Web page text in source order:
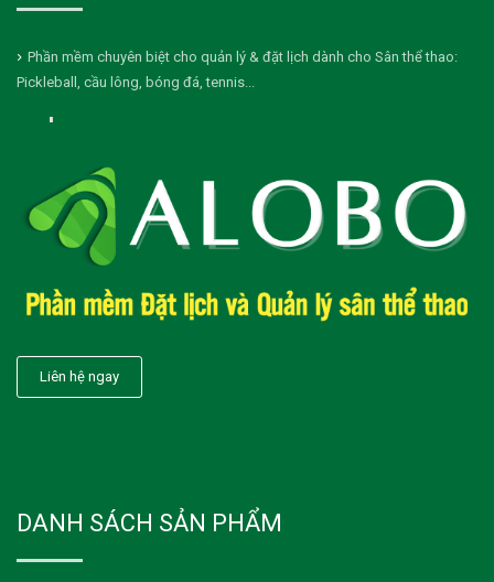
Phần mềm chuyên biệt cho quản lý & đặt lịch dành cho Sân thể thao:
Pickleball, cầu lông, bóng đá, tennis...
Liên hệ ngay
DANH SÁCH SẢN PHẨM